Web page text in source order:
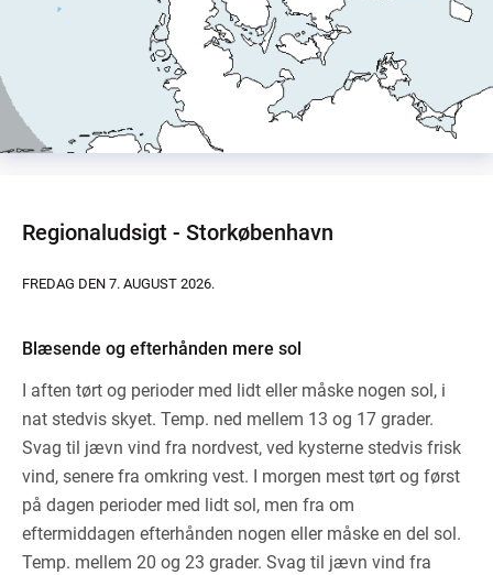
Regionaludsigt - Storkøbenhavn
FREDAG DEN 7. AUGUST 2026.
Blæsende og efterhånden mere sol
I aften tørt og perioder med lidt eller måske nogen sol, i
nat stedvis skyet. Temp. ned mellem 13 og 17 grader.
Svag til jævn vind fra nordvest, ved kysterne stedvis frisk
vind, senere fra omkring vest. I morgen mest tørt og først
på dagen perioder med lidt sol, men fra om
eftermiddagen efterhånden nogen eller måske en del sol.
Temp. mellem 20 og 23 grader. Svag til jævn vind fra